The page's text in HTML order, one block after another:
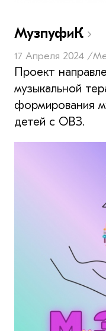
MyзпуфиК
17 Апреля 2024 /
Проект
музыкальной
формирования
детей с ОВЗ.